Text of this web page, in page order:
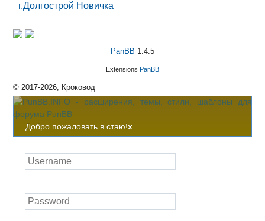
г.Долгострой Новичка
PanBB 1.4.5
Extensions PanBB
© 2017-2026, Кроковод
Добро пожаловать в стаю!x